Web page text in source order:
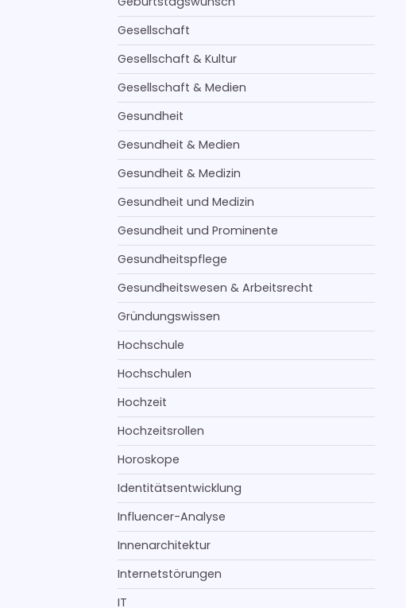
Gesellschaft
Gesellschaft & Kultur
Gesellschaft & Medien
Gesundheit
Gesundheit & Medien
Gesundheit & Medizin
Gesundheit und Medizin
Gesundheit und Prominente
Gesundheitspflege
Gesundheitswesen & Arbeitsrecht
Gründungswissen
Hochschule
Hochschulen
Hochzeit
Hochzeitsrollen
Horoskope
Identitätsentwicklung
Influencer-Analyse
Innenarchitektur
Internetstörungen
IT